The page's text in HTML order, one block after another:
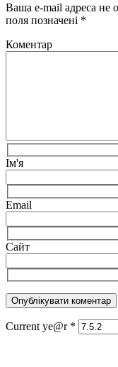
Ваша e-mail адреса не
поля позначені *
Коментар
Ім'я
Email
Сайт
Current ye@r *